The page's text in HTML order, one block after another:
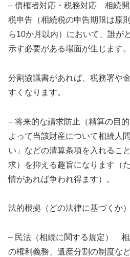
– 債権者対応・税務対応 相続
税申告（相続税の申告期限は原
ら10か月以内）において、誰が
示す必要がある場面が生じます。
分割協議書があれば、税務署や
すくなります。
– 将来的な請求防止（精算の目
よって当該財産について相続人
い」などの清算条項を入れるこ
求）を抑える趣旨になります（
情があれば争われ得ます）。
法的根拠（どの法律に基づくか）
– 民法（相続に関する規定） 相
の権利義務、遺産分割の制度な